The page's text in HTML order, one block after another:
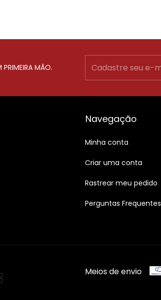
PRIMEIRA MÃO.
Navegação
Minha conta
Criar uma conta
Rastrear meu pedido
Perguntas Frequentes
Meios de envio